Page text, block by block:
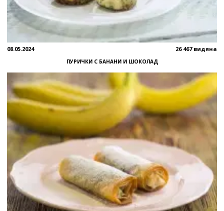
08.05.2024 26 467 видяна
ПУРИЧКИ С БАНАНИ И ШОКОЛАД